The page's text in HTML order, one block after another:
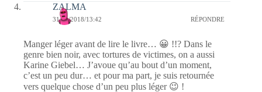
ZALMA
31/01/2018/13:42 RÉPONDRE
Manger léger avant de lire le livre… 😀 !!? Dans le
genre bien noir, avec tortures de victimes, on a aussi
Karine Giebel… J’avoue qu’au bout d’un moment,
c’est un peu dur… et pour ma part, je suis retournée
vers quelque chose d’un peu plus léger 😉 !